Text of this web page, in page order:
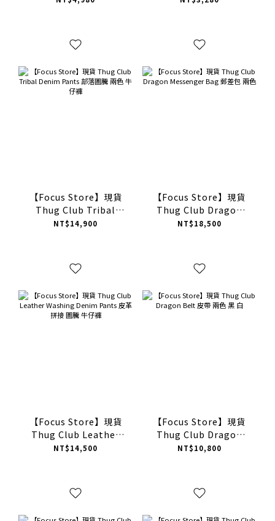
【Focus Store】現貨
Thug Club Tribal
Denim Pants 部落圖騰
NT$14,900
【Focus Store】現貨
Thug Club Dragon
Messenger Bag 郵差包
NT$18,500
【Focus Store】現貨
Thug Club Leather
Washing Denim Pants
NT$14,500
【Focus Store】現貨
Thug Club Dragon
Belt 皮帶 兩色 黑 白
NT$10,800